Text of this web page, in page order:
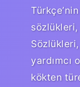
sözlükleri,
yardımcı
kökten